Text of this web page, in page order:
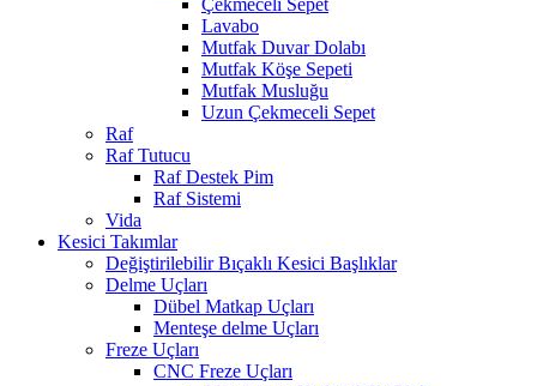
Lavabo
Mutfak Duvar Dolabı
Mutfak Köşe Sepeti
Mutfak Musluğu
Uzun Çekmeceli Sepet
Raf
Raf Tutucu
Raf Destek Pim
Raf Sistemi
Vida
Kesici Takımlar
Değiştirilebilir Bıçaklı Kesici Başlıklar
Delme Uçları
Dübel Matkap Uçları
Menteşe delme Uçları
Freze Uçları
CNC Freze Uçları